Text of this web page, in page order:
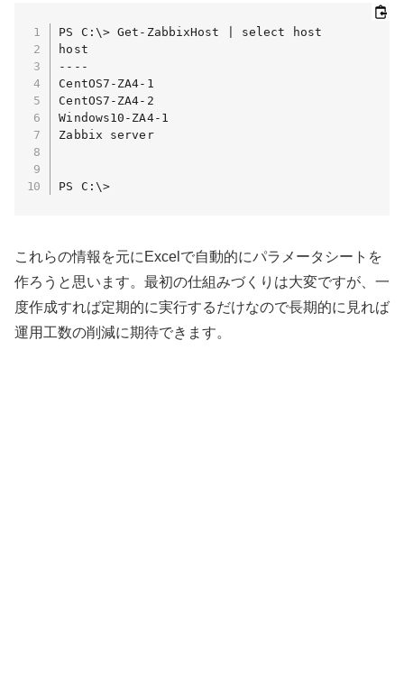
PS C:\> Get-ZabbixHost | select host
host
----
CentOS7-ZA4-1
CentOS7-ZA4-2
Windows10-ZA4-1
Zabbix server
PS C:\>
これらの情報を元にExcelで自動的にパラメータシートを
作ろうと思います。最初の仕組みづくりは大変ですが、一
度作成すれば定期的に実行するだけなので長期的に見れば
運用工数の削減に期待できます。